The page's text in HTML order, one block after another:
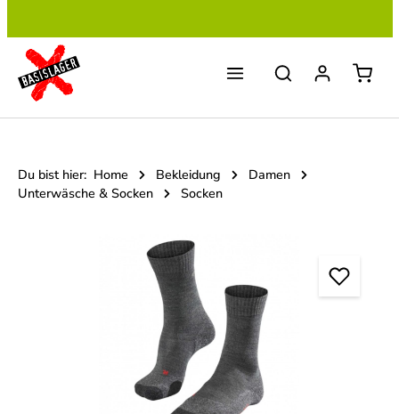
Du bist hier: Home Bekleidung
Damen
Unterwäsche & Socken
Socken
Bildergalerie überspringen